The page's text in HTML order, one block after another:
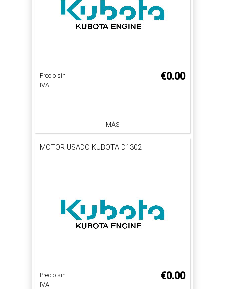
Precio sin
IVA
€0.00
MÁS
MOTOR USADO KUBOTA D1302
Precio sin
IVA
€0.00